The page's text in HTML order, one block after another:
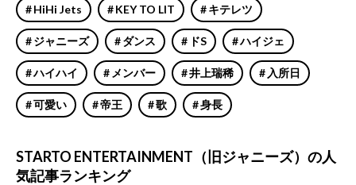
HiHi Jets KEY TO LIT キテレツ
ジャニーズ ダンス ドS ハイジェ
ハイハイ メンバー 井上瑞稀 入所日
可愛い 帝王 歌 身長
STARTO ENTERTAINMENT（旧ジャニーズ）の人
気記事ランキング